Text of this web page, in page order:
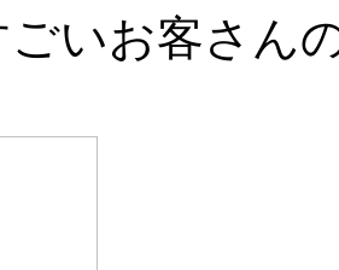
ごいお客さん